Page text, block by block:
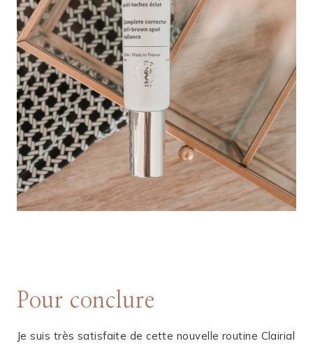
Pour conclure
Je suis très satisfaite de cette nouvelle routine Clairial